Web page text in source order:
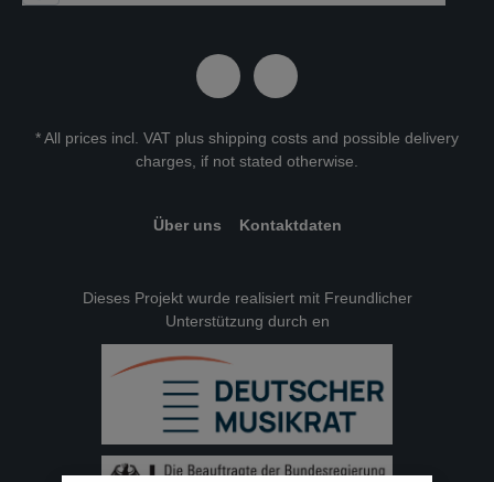
* All prices incl. VAT plus shipping costs and possible delivery
charges, if not stated otherwise.
Über uns Kontaktdaten
Dieses Projekt wurde realisiert mit Freundlicher
Unterstützung durch en